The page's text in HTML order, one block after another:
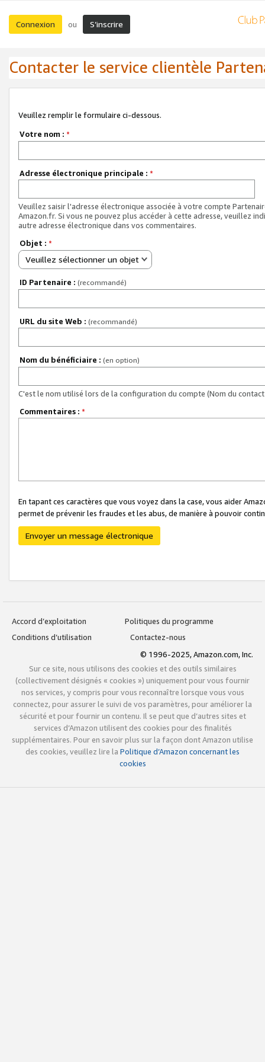
Connexion ou S’inscrire
Contacter le service clientèle
Veuillez remplir le formulaire ci-dessous.
Votre nom : *
Adresse électronique principale : *
Veuillez saisir l'adresse électronique associée à votre compte
Amazon.fr. Si vous ne pouvez plus accéder à cette adresse, veuillez
autre adresse électronique dans vos commentaires.
Objet : *
Veuillez sélectionner un objet
ID Partenaire : (recommandé)
URL du site Web : (recommandé)
Nom du bénéficiaire : (en option)
C'est le nom utilisé lors de la configuration du compte (Nom du
Commentaires : *
En tapant ces caractères que vous voyez dans la case, vous aider
permet de prévenir les fraudes et les abus, de manière à pouvoir
Envoyer un message électronique
Accord d’exploitation
Politiques du programme
Conditions d’utilisation
Contactez-nous
© 1996-2025, Amazon.com, Inc.
Sur ce site, nous utilisons des cookies et des outils similaires
(collectivement désignés « cookies ») uniquement pour vous fournir
nos services, y compris pour vous reconnaître lorsque vous vous
connectez, pour assurer le suivi de vos paramètres, pour améliorer la
sécurité et pour fournir un contenu. Il se peut que d’autres sites et
services d’Amazon utilisent des cookies pour des finalités
supplémentaires. Pour en savoir plus sur la façon dont Amazon utilise
des cookies, veuillez lire la Politique d’Amazon concernant les
cookies